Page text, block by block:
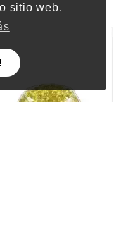
sitio web.